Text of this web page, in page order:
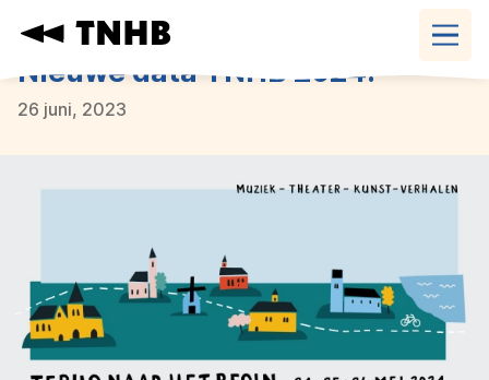
Navigatie
Nieuwe data TNHB 2024!
26 juni, 2023